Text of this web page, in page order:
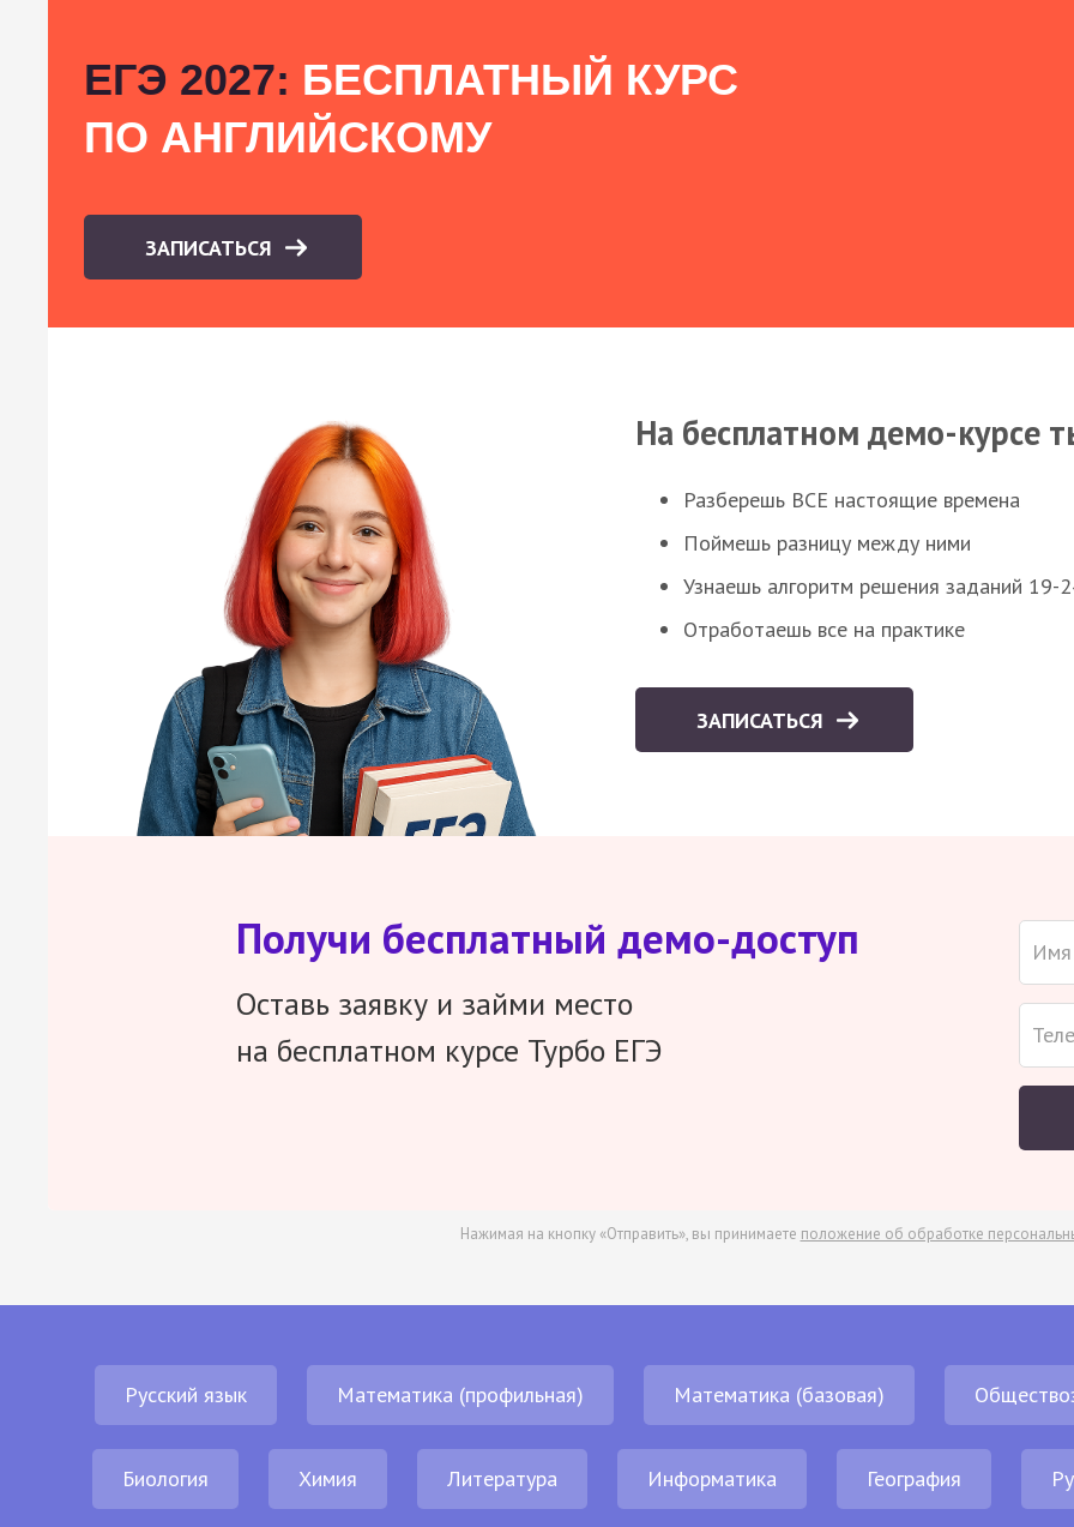
ЕГЭ 2027: БЕСПЛАТНЫЙ КУРС
ПО АНГЛИЙСКОМУ
ЗАПИСАТЬСЯ
На бесплатном демо-курсе
Разберешь ВСЕ настоящие времена
Поймешь разницу между ними
Узнаешь алгоритм решения заданий 19-
Отработаешь все на практике
ЗАПИСАТЬСЯ
Получи бесплатный демо-доступ
Оставь заявку и займи место
на бесплатном курсе Турбо ЕГЭ
Нажимая на кнопку «Отправить», вы принимаете положение об обработке
Русский язык Математика (профильная) Математика (базовая)
Биология Химия Литература Информатика География